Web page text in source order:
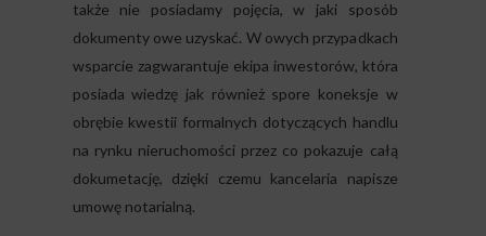
także nie posiadamy pojęcia, w jaki sposób
dokumenty owe uzyskać. W owych przypadkach
wsparcie zagwarantuje ekipa inwestorów, która
posiada wiedzę jak również spore koneksje w
obrębie kwestii formalnych dotyczących handlu
na rynku nieruchomości przez co pokazuje całą
dokumetację, dzięki czemu kancelaria napisze
umowę notarialną.